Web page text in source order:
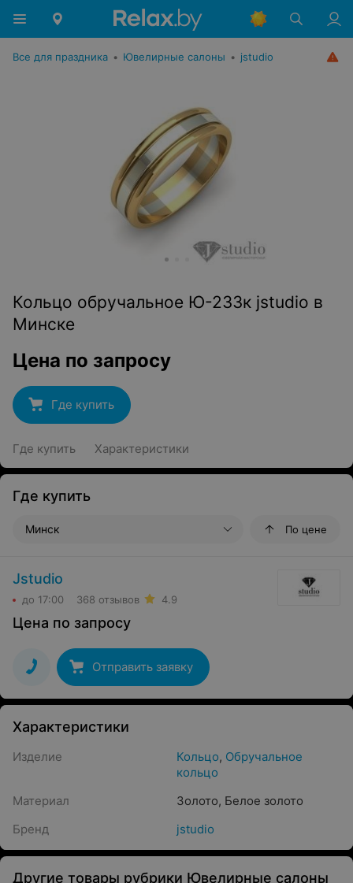
Все для праздника • Ювелирные салоны • jstudio
Кольцо обручальное Ю-233к jstudio в
Минске
Цена по запросу
Где купить
Где купить Характеристики
Где купить
Минск По цене
Jstudio
до 17:00 368 отзывов 4.9
Цена по запросу
Отправить заявку
Характеристики
Изделие Кольцо, Обручальное
кольцо
Материал
Золото, Белое золото
Бренд
jstudio
Другие товары рубрики Ювелирные салоны